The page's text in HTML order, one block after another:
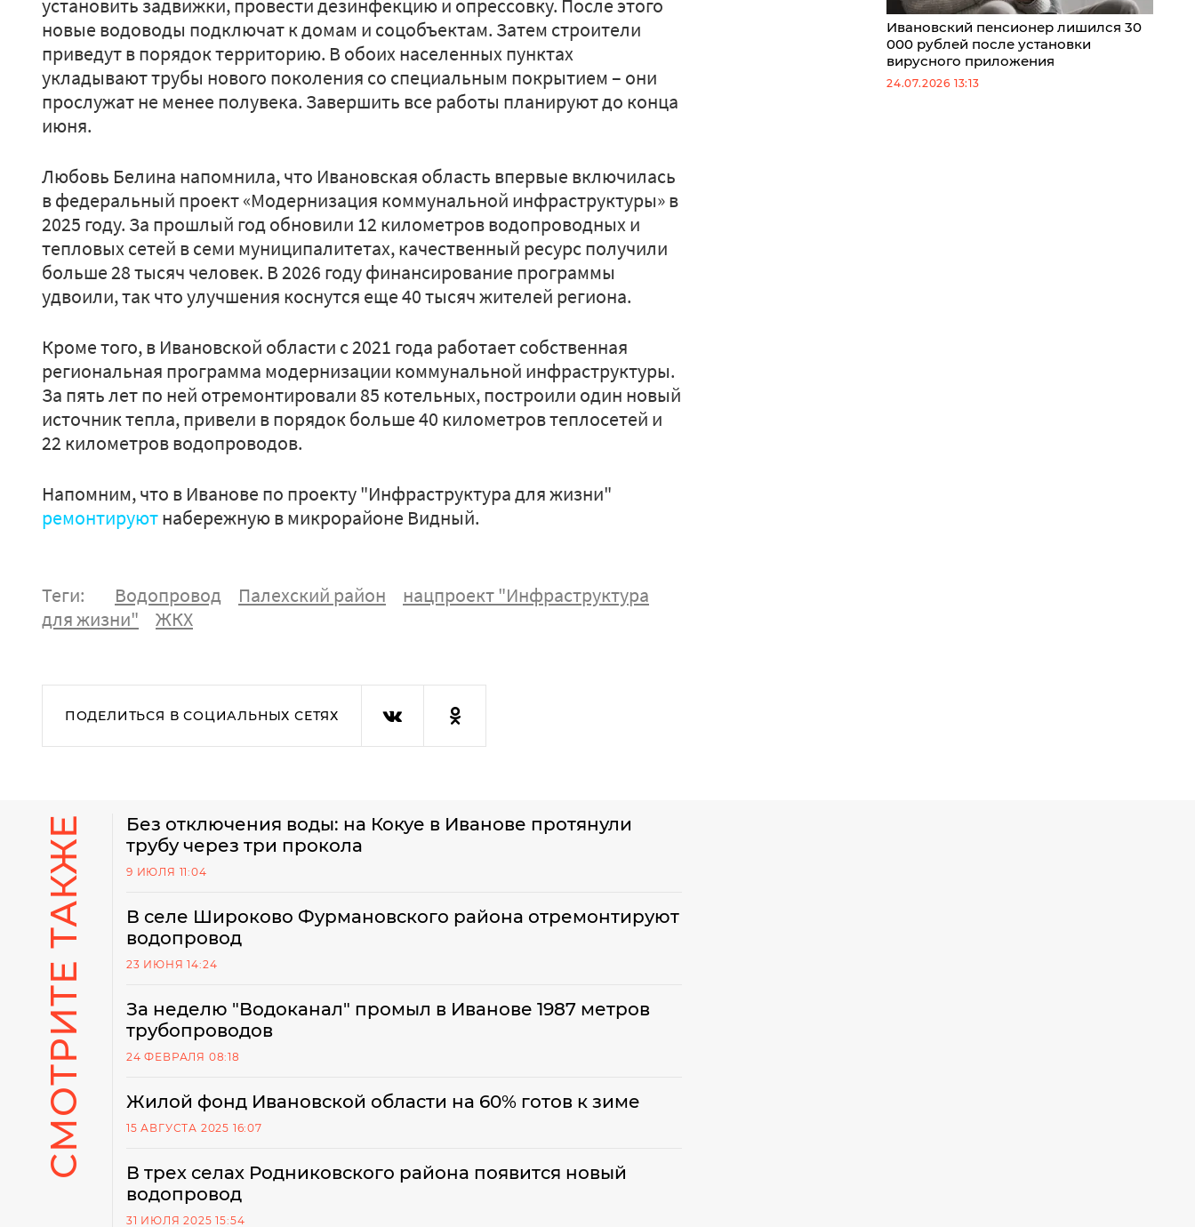
установить задвижки, провести дезинфекцию и опрессовку. После этого
новые водоводы подключат к домам и соцобъектам. Затем строители
приведут в порядок территорию. В обоих населенных пунктах
укладывают трубы нового поколения со специальным покрытием – они
прослужат не менее полувека. Завершить все работы планируют до конца
июня.
Любовь Белина напомнила, что Ивановская область впервые включилась
в федеральный проект «Модернизация коммунальной инфраструктуры» в
2025 году. За прошлый год обновили 12 километров водопроводных и
тепловых сетей в семи муниципалитетах, качественный ресурс получили
больше 28 тысяч человек. В 2026 году финансирование программы
удвоили, так что улучшения коснутся еще 40 тысяч жителей региона.
Кроме того, в Ивановской области с 2021 года работает собственная
региональная программа модернизации коммунальной инфраструктуры.
За пять лет по ней отремонтировали 85 котельных, построили один новый
источник тепла, привели в порядок больше 40 километров теплосетей и
22 километров водопроводов.
Напомним, что в Иванове по проекту "Инфраструктура для жизни"
ремонтируютнабережную в микрорайоне Видный.
Теги: Водопровод Палехский район
нацпроект "Инфраструктура
для жизни"
ЖКХ
ПОДЕЛИТЬСЯ В СОЦИАЛЬНЫХ СЕТЯХ
Ивановский пенсионер лишился 30
000 рублей после установки
вирусного приложения
24.07.2026 13:13
СМОТРИТЕ ТАКЖЕ
Без отключения воды: на Кокуе в Иванове протянули
трубу через три прокола
9 ИЮЛЯ 11:04
В селе Широково Фурмановского района отремонтируют
водопровод
23 ИЮНЯ 14:24
За неделю "Водоканал" промыл в Иванове 1987 метров
трубопроводов
24 ФЕВРАЛЯ 08:18
Жилой фонд Ивановской области на 60% готов к зиме
15 АВГУСТА 2025 16:07
В трех селах Родниковского района появится новый
водопровод
31 ИЮЛЯ 2025 15:54